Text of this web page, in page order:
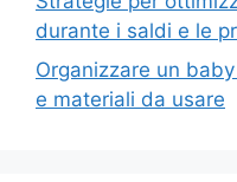
durante i saldi e le
Organizzare un
e materiali da usare